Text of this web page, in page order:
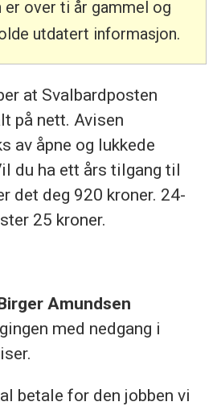
er over ti år gammel og
utdatert informasjon.
at Svalbardposten
på nett. Avisen
av åpne og lukkede
du ha ett års tilgang til
det deg 920 kroner. 24-
25 kroner.
Amundsen
med nedgang i
betale for den jobben vi